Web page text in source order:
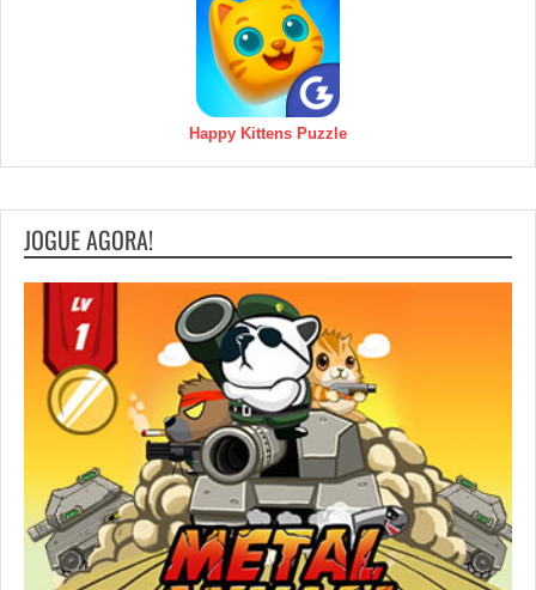
Happy Kittens Puzzle
JOGUE AGORA!